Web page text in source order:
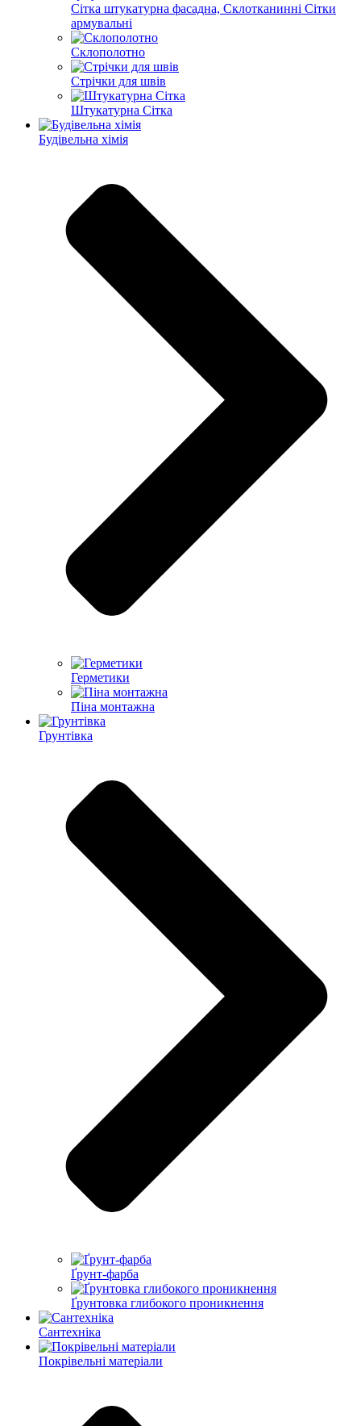
Сітка штукатурна фасадна, Склотканинні Сітки
армувальні
Склополотно
Стрічки для швів
Штукатурна Сітка
Будівельна хімія
Герметики
Піна монтажна
Грунтівка
Ґрунт-фарба
Ґрунтовка глибокого проникнення
Сантехніка
Покрівельні матеріали